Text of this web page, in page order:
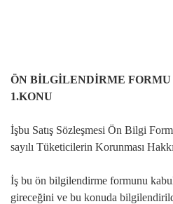
ÖN BİLGİLENDİRME FORMU
1.KONU
İşbu Satış Sözleşmesi Ön Bilgi
sayılı Tüketicilerin Korunması
İş bu ön bilgilendirme formunu
gireceğini ve bu konuda